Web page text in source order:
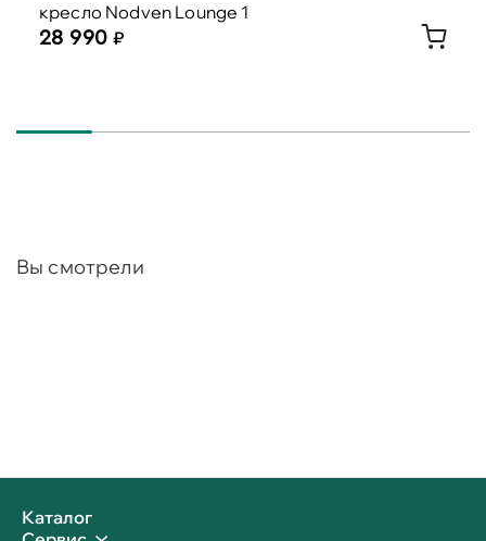
кресло Nodven Lounge 1
28 990
Вы смотрели
Каталог